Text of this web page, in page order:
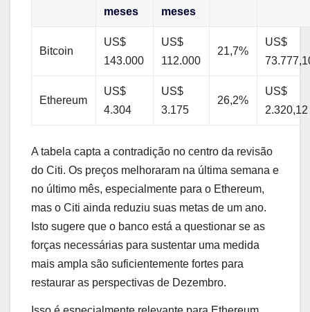
meses
meses
Bitcoin
US$
143.000
US$
112.000
21,7%
US$
Ethereum
US$
4.304
US$
3.175
26,2%
US$
2.320,12
A tabela capta a contradição no centro da revisão
do Citi. Os preços melhoraram na última semana e
no último mês, especialmente para o Ethereum,
mas o Citi ainda reduziu suas metas de um ano.
Isto sugere que o banco está a questionar se as
forças necessárias para sustentar uma medida
mais ampla são suficientemente fortes para
restaurar as perspectivas de Dezembro.